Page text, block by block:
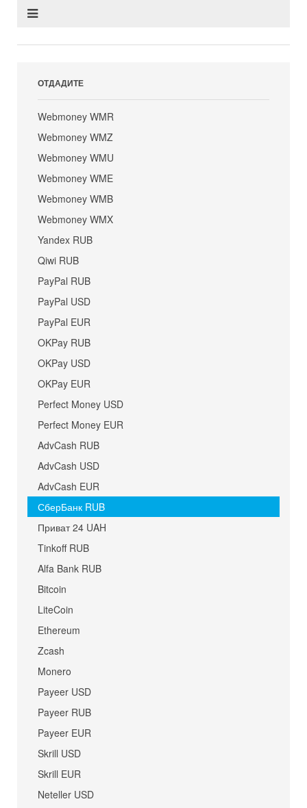
ОТДАДИТЕ
Webmoney WMR
Webmoney WMZ
Webmoney WMU
Webmoney WME
Webmoney WMB
Webmoney WMX
Yandex RUB
Qiwi RUB
PayPal RUB
PayPal USD
PayPal EUR
OKPay RUB
OKPay USD
OKPay EUR
Perfect Money USD
Perfect Money EUR
AdvCash RUB
AdvCash USD
AdvCash EUR
СберБанк RUB
Приват 24 UAH
Tinkoff RUB
Alfa Bank RUB
Bitcoin
LiteCoin
Ethereum
Zcash
Monero
Payeer USD
Payeer RUB
Payeer EUR
Skrill USD
Skrill EUR
Neteller USD